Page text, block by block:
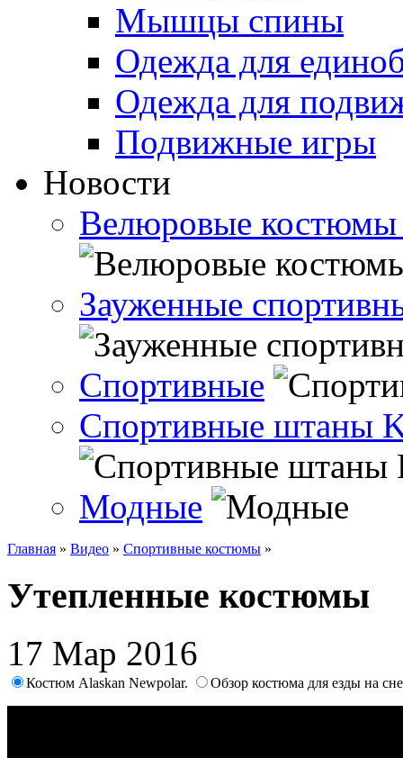
Мышцы спины
Одежда для
Одежда для
Подвижные игры
Новости
Велюровые костюмы
Зауженные
Спортивные
Спортивные штаны
Модные
Главная » Видео » Спортивные костюмы »
Утепленные костюмы
17 Мар 2016
Костюм Alaskan Newpolar. Обзор костюма для езды на